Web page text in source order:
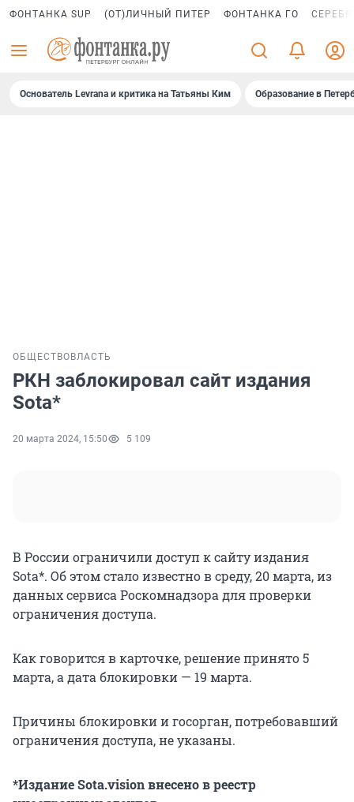
ФОНТАНКА SUP (ОТ)ЛИЧНЫЙ ПИТЕР ФОНТАНКА ГО
Основатель Levrana и критика на Татьяны Ким Образование в
ОБЩЕСТВО ВЛАСТЬ
РКН заблокировал сайт издания
Sota*
20 марта 2024, 15:50 5 109
В России ограничили доступ к сайту издания
Sota*. Об этом стало известно в среду, 20 марта, из
данных сервиса Роскомнадзора для проверки
ограничения доступа.
Как говорится в карточке, решение принято 5
марта, а дата блокировки — 19 марта.
Причины блокировки и госорган, потребовавший
ограничения доступа, не указаны.
*Издание Sota.vision внесено в реестр